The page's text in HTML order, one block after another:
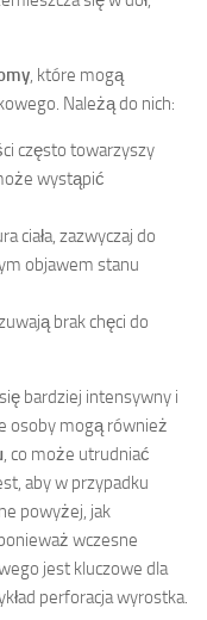
, które mogą
Należą do nich:
często towarzyszy
wystąpić
ciała, zazwyczaj do
objawem stanu
brak chęci do
bardziej intensywny i
osoby mogą również
, co może utrudniać
aby w przypadku
powyżej, jak
wczesne
jest kluczowe dla
perforacja wyrostka.